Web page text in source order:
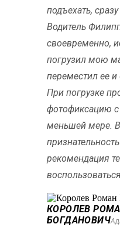
подъехать,
Водитель
своевременно,
погрузил мою
переместил ее
При погрузке
фотофиксацию с
меньшей мере.
рекомендация
КОРОЛЕВ
БОГДАНОВИЧ